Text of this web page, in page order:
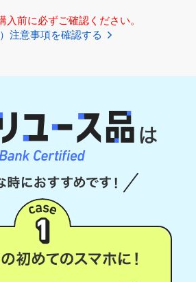
前に必ずご確認ください。
）注意事項を確認する